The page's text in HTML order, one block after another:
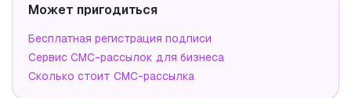
Может пригодиться
Бесплатная регистрация подписи
Сервис СМС-рассылок для бизнеса
Сколько стоит СМС-рассылка